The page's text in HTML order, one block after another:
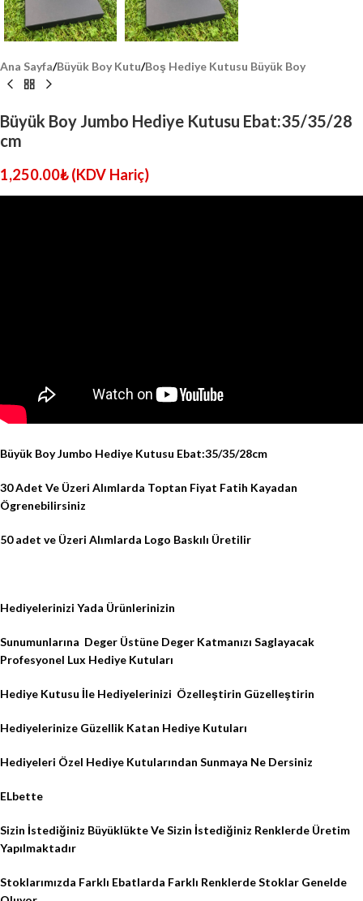
Ana Sayfa/Büyük Boy Kutu/Boş Hediye Kutusu Büyük Boy
Büyük Boy Jumbo Hediye Kutusu Ebat:35/35/28
cm
1,250.00₺ (KDV Hariç)
Büyük Boy Jumbo Hediye Kutusu Ebat:35/35/28cm
30 Adet Ve Üzeri Alımlarda Toptan Fiyat Fatih Kayadan
Ögrenebilirsiniz
50 adet ve Üzeri Alımlarda Logo Baskılı Üretilir
Hediyelerinizi Yada Ürünlerinizin
Sunumunlarına Deger Üstüne Deger Katmanızı Saglayacak
Profesyonel Lux Hediye Kutuları
Hediye Kutusu İle Hediyelerinizi Özelleştirin Güzelleştirin
Hediyelerinize Güzellik Katan Hediye Kutuları
Hediyeleri Özel Hediye Kutularından Sunmaya Ne Dersiniz
ELbette
Sizin İstediğiniz Büyüklükte Ve Sizin İstediğiniz Renklerde Üretim
Yapılmaktadır
Stoklarımızda Farklı Ebatlarda Farklı Renklerde Stoklar Genelde